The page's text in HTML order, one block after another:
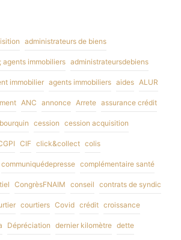
administrateurs de biens
agents immobiliers administrateursdebiens
immobilier agents immobiliers aides ALUR
ANC annonce Arrete assurance crédit
bourquin cession cession acquisition
CIF click&collect colis
communiquédepresse complémentaire santé
CongrèsFNAIM conseil contrats de syndic
courtiers Covid crédit croissance
Dépréciation dernier kilomètre dette